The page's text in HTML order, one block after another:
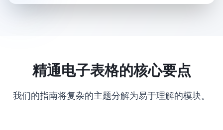
精通电子表格的核心要点
我们的指南将复杂的主题分解为易于理解的模块。